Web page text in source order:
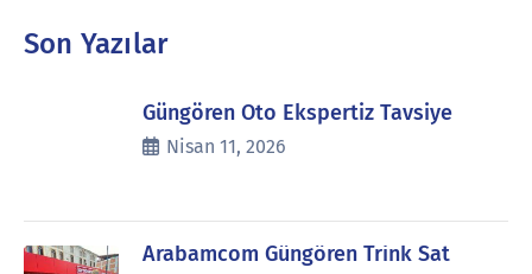
Son Yazılar
Güngören Oto Ekspertiz Tavsiye
Nisan 11, 2026
Arabamcom Güngören Trink Sat